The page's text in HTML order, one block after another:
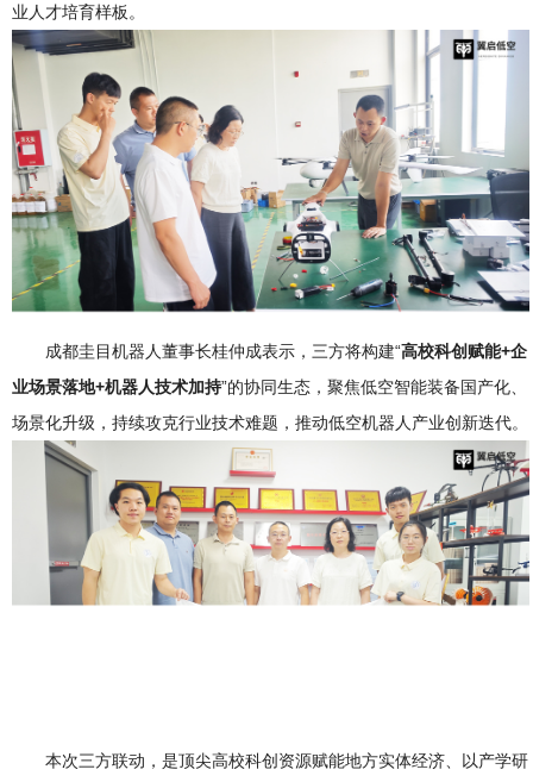
业人才培育样板。
成都圭目机器人董事长桂仲成表示，三方将构建“高校科创赋能+企
业场景落地+机器人技术加持”的协同生态，聚焦低空智能装备国产化、
场景化升级，持续攻克行业技术难题，推动低空机器人产业创新迭代。
本次三方联动，是顶尖高校科创资源赋能地方实体经济、以产学研